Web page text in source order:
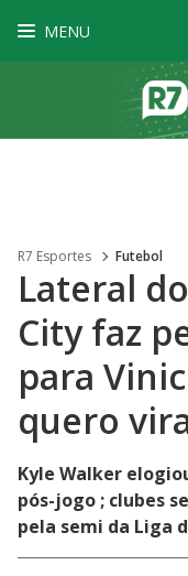
MENU
R7 Esportes Futebol
Lateral
City faz
para
quero
Kyle Walker
pós-jogo ; clubes
pela semi da Liga